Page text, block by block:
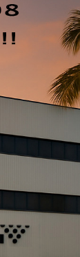
La Fleur
per una